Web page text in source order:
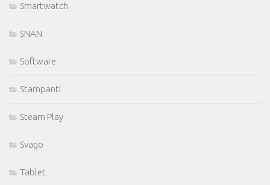
Smartwatch
SNAN
Software
Stampanti
Steam Play
Svago
Tablet